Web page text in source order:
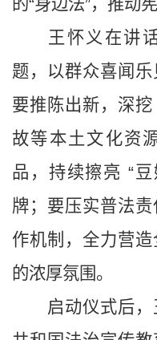
的“身边法”，推动
王怀义在讲
题，以群众喜闻乐
要推陈出新，深
故等本土文化资
品，持续擦亮 “
牌；要压实普法
作机制，全力营
的浓厚氛围。
启动仪式后